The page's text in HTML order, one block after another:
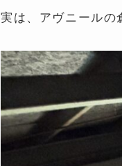
実は、アヴニールの